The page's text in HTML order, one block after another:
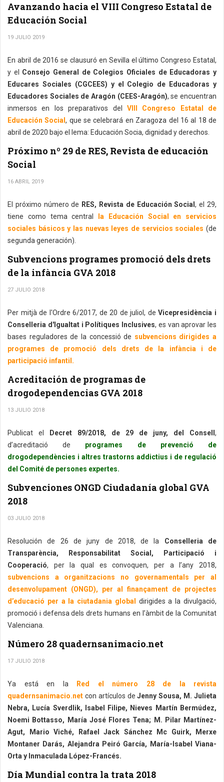
Avanzando hacia el VIII Congreso Estatal de
Educación Social
19 JULIO 2019
En abril de 2016 se clausuró en Sevilla el último Congreso Estatal,
y el Consejo General de Colegios Oficiales de Educadoras y
Educares Sociales (CGCEES) y el Colegio de Educadoras y
Educadores Sociales de Aragón (CEES-Aragón), se encuentran
inmersos en los preparativos del VIII Congreso Estatal de
Educación Social, que se celebrará en Zaragoza del 16 al 18 de
abril de 2020 bajo el lema: Educación Socia, dignidad y derechos.
Próximo nº 29 de RES, Revista de educación
Social
16 ABRIL 2019
El próximo número de RES, Revista de Educación Social, el 29,
tiene como tema central
la Educación Social en servicios
sociales básicos y las nuevas leyes de servicios sociales (de
segunda generación).
Subvencions programes promoció dels drets
de la infància GVA 2018
27 JULIO 2018
Per mitjà de l'Ordre 6/2017, de 20 de juliol, deVicepresidència i
Conselleria d'Igualtat i Polítiques Inclusives, es van aprovar les
bases reguladores de la concessió de subvencions dirigides a
programes de promoció dels drets de la infància i de
participació infantil.
Acreditación de programas de
drogodependencias GVA 2018
13 JULIO 2018
Publicat el Decret 89/2018, de 29 de juny, del Consell ,
d’acreditació de programes de prevenció de
drogodependències i altres trastorns addictius i de regulació
del Comité de persones expertes.
Subvenciones ONGD Ciudadanía global GVA
2018
03 JULIO 2018
Resolución de 26 de juny de 2018, de la Conselleria de
Transparència, Responsabilitat Social, Participació i
Cooperació, per la qual es convoquen, per a l’any 2018,
subvencions a organitzacions no governamentals per al
desenvolupament (ONGD), per al finançament de projectes
d’educació per a la ciutadania global dirigides a la divulgació,
promoció i defensa dels drets humans en l’àmbit de la Comunitat
Valenciana.
Número 28 quadernsanimacio.net
17 JULIO 2018
Ya está en la
Red el número 28 de la revista
quadernsanimacio.net con artículos deJenny Sousa, M. Julieta
Nebra, Lucía Sverdlik, Isabel Filipe, Nieves Martín Bermúdez,
Noemi Bottasso, María José Flores Tena; M. Pilar Martínez-
Agut, Mario Viché, Rafael Jack Sánchez Mc Guirk, Merxe
Montaner Darás, Alejandra Peiró García, María-Isabel Viana-
Orta y Inmaculada López-Francés.
Día Mundial contra la trata 2018